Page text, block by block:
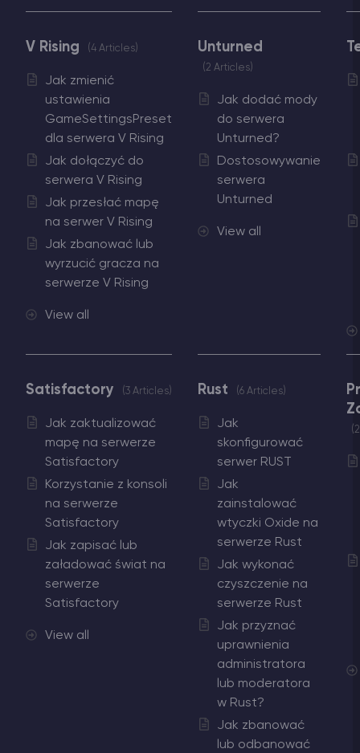
V Rising 4 Articles
Jak zmienić
ustawienia
GameSettingsPreset
dla serwera V Rising
Jak dołączyć do
serwera V Rising
Jak przesłać mapę
na serwer V Rising
Jak zbanować lub
wyrzucić gracza na
serwerze V Rising
View all
Unturned
2 Articles
Jak dodać mody
do serwera
Unturned?
Dostosowywanie
serwera
Unturned
View all
Satisfactory 3 Articles
Jak zaktualizować
mapę na serwerze
Satisfactory
Korzystanie z konsoli
na serwerze
Satisfactory
Jak zapisać lub
załadować świat na
serwerze
Satisfactory
View all
Rust 6 Articles
Jak
skonfigurować
serwer RUST
Jak
zainstalować
wtyczki Oxide na
serwerze Rust
Jak wykonać
czyszczenie na
serwerze Rust
Jak przyznać
uprawnienia
administratora
lub moderatora
w Rust?
Jak zbanować
lub odbanować